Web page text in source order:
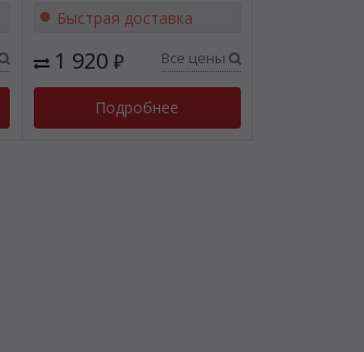
Быстрая доставка
1 920₽ Все цены
Подробнее